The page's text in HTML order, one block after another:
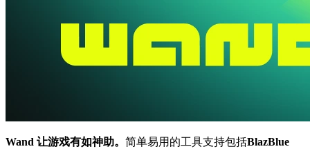
Wand 让游戏有如神助。 简单易用的工具支持包括BlazBlue